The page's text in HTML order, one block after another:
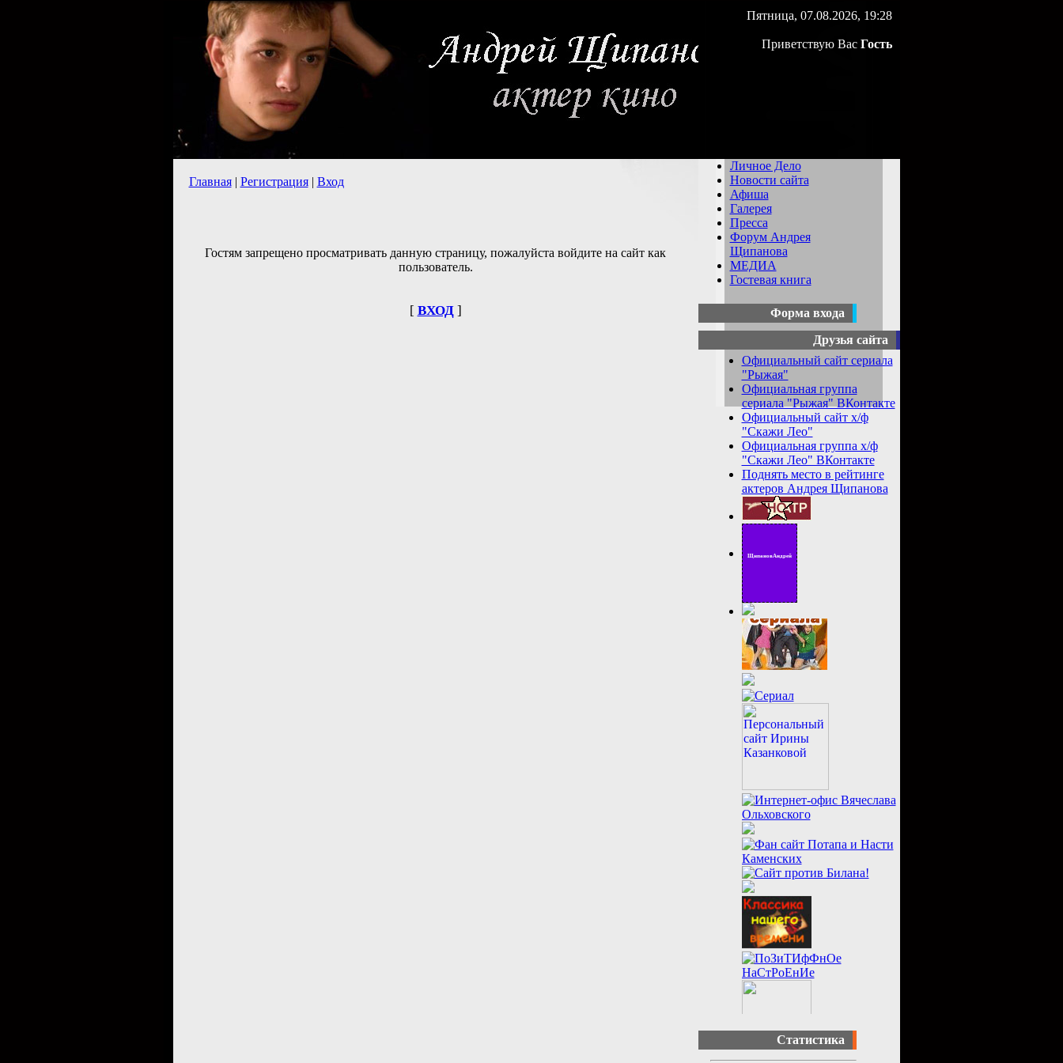
Пятница, 07.08.2026, 19:28
Приветствую Вас Гость
Главная| Регистрация| Вход
Гостям запрещено просматривать данную страницу, пожалуйста войдите на сайт как
пользователь.
[ ВХОД]
Личное Дело
Новости сайта
Афиша
Галерея
Пресса
Форум Андрея
Щипанова
МЕДИА
Гостевая книга
Форма входа
Друзья сайта
Официальный сайт сериала
"Рыжая"
Официальная группа
сериала "Рыжая" ВКонтакте
Официальный сайт х/ф
"Скажи Лео"
Официальная группа х/ф
"Скажи Лео" ВКонтакте
Поднять место в рейтинге
актеров Андрея Щипанова
Статистика